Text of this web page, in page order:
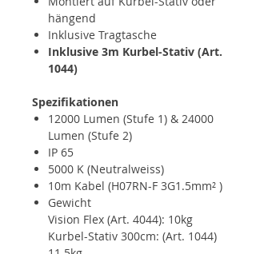
hängend
Inklusive Tragtasche
Inklusive 3m Kurbel-Stativ (Art.
1044)
Spezifikationen
12000 Lumen (Stufe 1) & 24000
Lumen (Stufe 2)
IP 65
5000 K (Neutralweiss)
10m Kabel (H07RN-F 3G1.5mm² )
Gewicht
Vision Flex (Art. 4044): 10kg
Kurbel-Stativ 300cm: (Art. 1044)